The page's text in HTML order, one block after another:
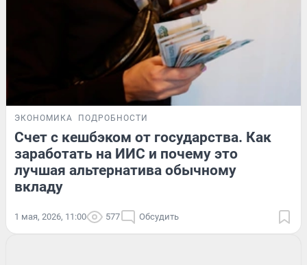
ЭКОНОМИКА ПОДРОБНОСТИ
Счет с кешбэком от государства. Как
заработать на ИИС и почему это
лучшая альтернатива обычному
вкладу
1 мая, 2026, 11:00 577 Обсудить